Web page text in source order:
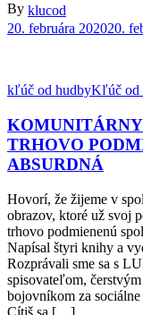
By klucod
20. februára 202020.
kľúč od hudbyKľúč od
TRHOVO
ABSURDNÁ
Hovorí, že žijeme v
obrazov, ktoré už svoj
trhovo podmienenú
Napísal štyri knihy a
Rozprávali sme sa s
spisovateľom,
bojovníkom za
Cítiš sa […]